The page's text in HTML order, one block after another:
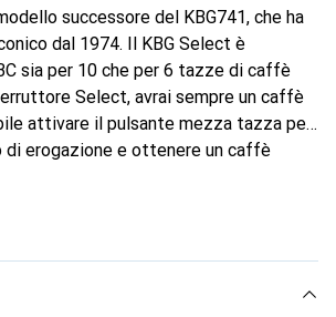
successore del KBG741, che ha
dal 1974. Il KBG Select è
sia per 10 che per 6 tazze di caffè
Select, avrai sempre un caffè
attivare il pulsante mezza tazza per
di erogazione e ottenere un caffè
Select la macchina da caffè perfetta